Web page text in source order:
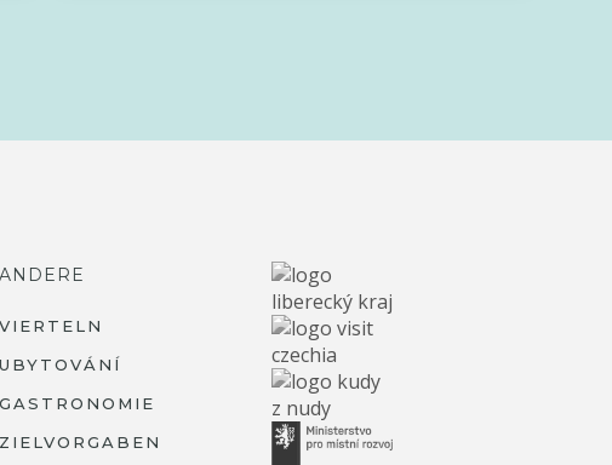
ANDERE
VIERTELN
UBYTOVÁNÍ
GASTRONOMIE
ZIELVORGABEN